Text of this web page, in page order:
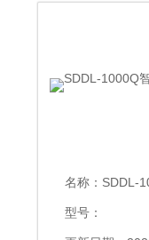
名称： SDDL-
型号：